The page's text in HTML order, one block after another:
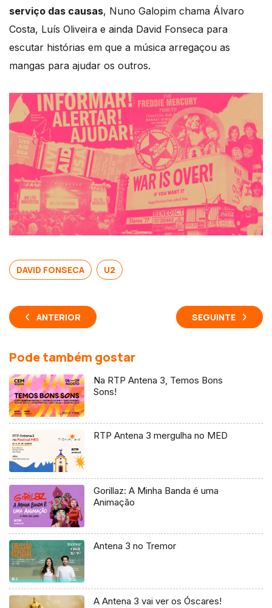
serviço das causas, Nuno Galopim chama Álvaro
Costa, Luís Oliveira e ainda David Fonseca para
escutar histórias em que a música arregaçou as
mangas para ajudar os outros.
DAVID FONSECA U2
ANTERIOR SEGUINTE
Pode também gostar
Na RTP Antena 3, Temos Bons
Sons!
RTP Antena 3 mergulha no MED
Gorillaz: A Minha Banda é uma
Animação
Antena 3 no Tremor
A Antena 3 vai ver os Óscares!